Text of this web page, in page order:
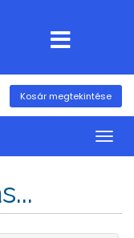
Kosár megtekintése